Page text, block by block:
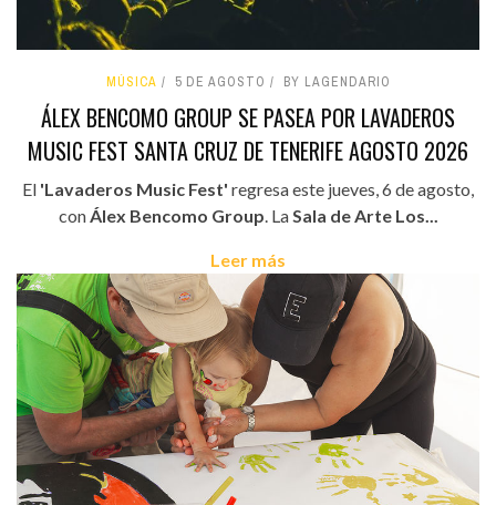
MÚSICA 5 DE AGOSTO BY LAGENDARIO
ÁLEX BENCOMO GROUP SE PASEA POR LAVADEROS
MUSIC FEST SANTA CRUZ DE TENERIFE AGOSTO 2026
El 'Lavaderos Music Fest' regresa este jueves, 6 de agosto,
conÁlex Bencomo Group. LaSala de Arte Los...
Leer más